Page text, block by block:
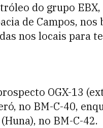
do grupo
de Campos, nos
nos locais para
OGX-13
no BM-C-40,
no BM-C-42.